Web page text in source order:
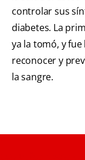
controlar sus
diabetes. La
ya la tomó, y
reconocer y
la sangre.